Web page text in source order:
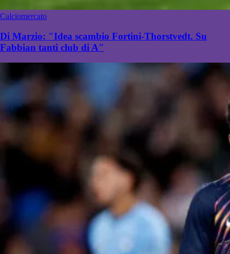
Calciomercato
Di Marzio: "Idea scambio Fortini-Thorstvedt. Su
Fabbian tanti club di A"